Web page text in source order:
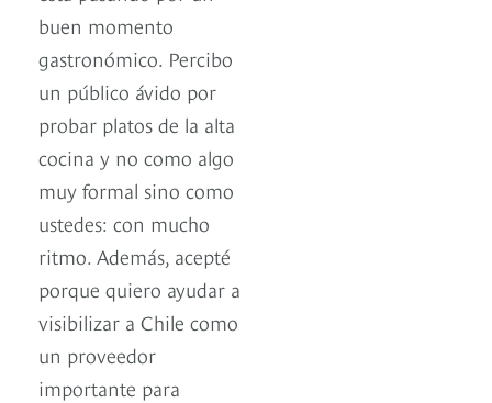
buen momento
gastronómico. Percibo
un público ávido por
probar platos de la alta
cocina y no como algo
muy formal sino como
ustedes: con mucho
ritmo. Además, acepté
porque quiero ayudar a
visibilizar a Chile como
un proveedor
importante para